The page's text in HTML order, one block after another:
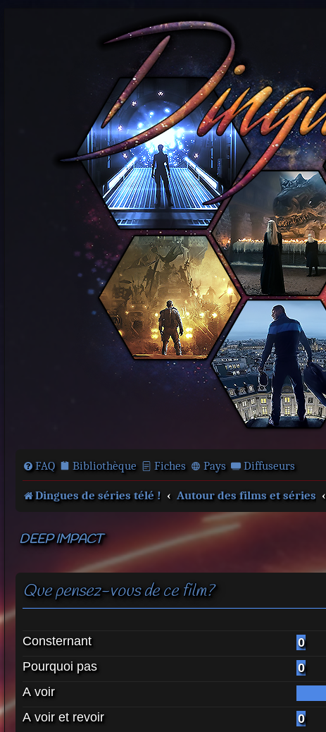
FAQ Bibliothèque Fiches Pays Diffuseurs
Dingues de séries télé ! Autour des films et séries
DEEP IMPACT
Que pensez-vous de ce film?
Consternant 0
Pourquoi pas
0
A voir
A voir et revoir
0